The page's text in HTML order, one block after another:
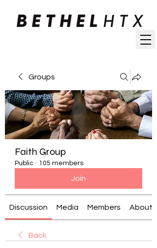
Groups
Faith Group
Public · 105 members
Join
Discussion Media Members About
Back